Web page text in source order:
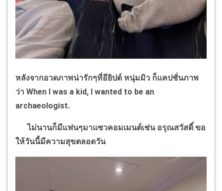
หลังจากอวดภาพน่ารักๆที่อียิปต์ หนุ่มมิว ก็แคปชั่นภาพ
ว่า When I was a kid, I wanted to be an
archaeologist.
ไม่นานก็มีแฟนๆมาแซวคอมเมนต์เช่น อรุณสวัสดิ์ ขอ
ให้วันนี้มีความสุขตลอดวัน